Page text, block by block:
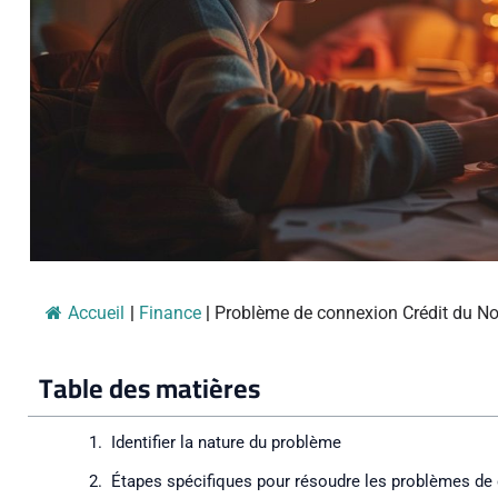
Accueil Finance Problème de connexion Crédit du
Table des matières
Identifier la nature du problème
Étapes spécifiques pour résoudre les problèmes de